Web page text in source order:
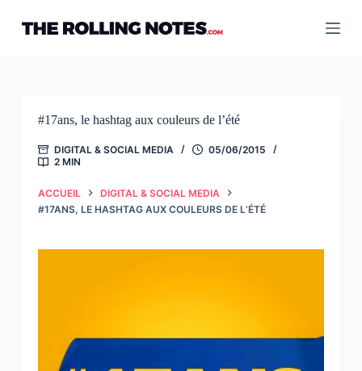
contenu
#17ans, le hashtag aux couleurs de l’été
DIGITAL & SOCIAL MEDIA
05/06/2015
2 MIN
ACCUEIL
DIGITAL & SOCIAL MEDIA
#17ANS, LE HASHTAG AUX COULEURS DE L’ÉTÉ